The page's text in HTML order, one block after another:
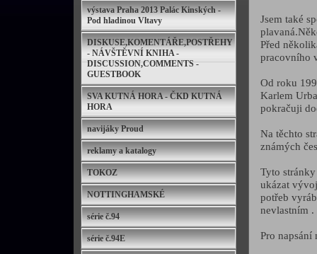
Jsem také
Před
pracovního
Od roku
Karlem
pokračuji
Na těchto
známých
Tyto
ukázat
potřeb
nevlastním .
Pro napsání
výstava Praha 2013 Palác Kinských -
Pod hladinou Vltavy
DISKUSE,KOMENTÁŘE,POSTŘEHY
- NÁVŠTĚVNÍ KNIHA -
DISCUSSION,COMMENTS -
GUESTBOOK
SVA KUTNÁ HORA - ČKD KUTNÁ
HORA
navijáky Proud
reklamy a katalogy
TOKOZ
NOTTINGHAMSKÉ
série č.94
série č.94E